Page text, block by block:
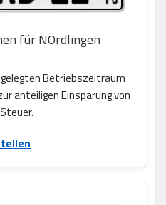
für NÖrdlingen
Betriebszeitraum
anteiligen Einsparung von